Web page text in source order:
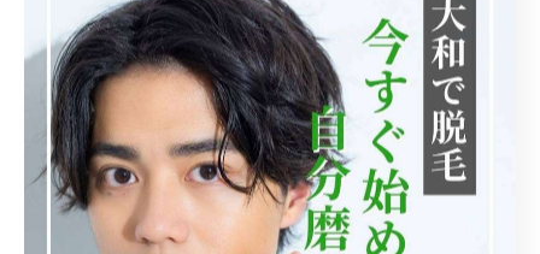
心感
脱毛の効果と安心感を比較一覧
施
効果の実
感スピー
痛み・不安対策 アフターケア体制